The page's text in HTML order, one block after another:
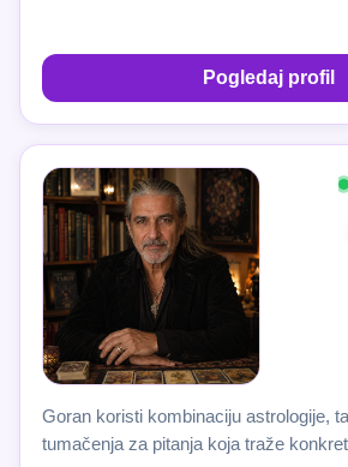
Pogledaj profil
Goran koristi kombinaciju astrologije,
tumačenja za pitanja koja traže